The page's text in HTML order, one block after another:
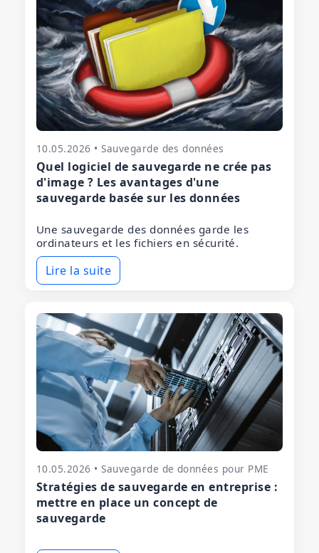
10.05.2026 • Sauvegarde des données
Quel logiciel de sauvegarde ne crée pas
d'image ? Les avantages d'une
sauvegarde basée sur les données
Une sauvegarde des données garde les
ordinateurs et les fichiers en sécurité.
Lire la suite
10.05.2026 • Sauvegarde de données pour PME
Stratégies de sauvegarde en entreprise :
mettre en place un concept de
sauvegarde